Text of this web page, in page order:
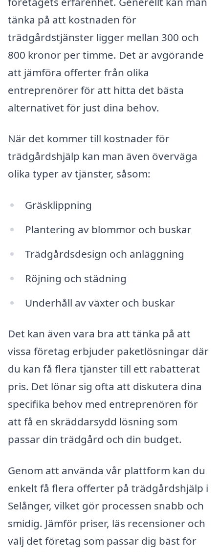
tänka på att kostnaden för
trädgårdstjänster ligger mellan 300 och
800 kronor per timme. Det är avgörande
att jämföra offerter från olika
entreprenörer för att hitta det bästa
alternativet för just dina behov.
När det kommer till kostnader för
trädgårdshjälp kan man även överväga
olika typer av tjänster, såsom:
Gräsklippning
Plantering av blommor och buskar
Trädgårdsdesign och anläggning
Röjning och städning
Underhåll av växter och buskar
Det kan även vara bra att tänka på att
vissa företag erbjuder paketlösningar där
du kan få flera tjänster till ett rabatterat
pris. Det lönar sig ofta att diskutera dina
specifika behov med entreprenören för
att få en skräddarsydd lösning som
passar din trädgård och din budget.
Genom att använda vår plattform kan du
enkelt få flera offerter på trädgårdshjälp i
Selånger, vilket gör processen snabb och
smidig. Jämför priser, läs recensioner och
välj det företag som passar dig bäst för